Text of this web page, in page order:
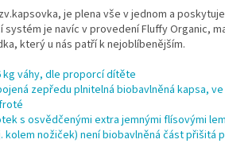
je plena vše v jednom a
je navíc v provedení Fluffy Organic,
který u nás patří k nejoblíbenějším.
váhy, dle proporcí dítěte
zepředu plnitelná biobavlněná kapsa,
s osvědčenými extra jemnými flísovými
nožiček) není biobavlněná část